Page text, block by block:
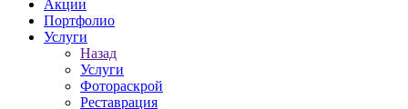
Акции
Портфолио
Услуги
Назад
Услуги
Фотораскрой
Реставрация